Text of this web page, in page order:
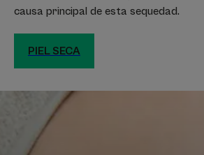
causa principal de esta sequedad.
PIEL SECA